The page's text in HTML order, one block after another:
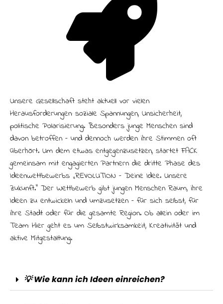
Unsere Gesellschaft steht aktuell vor vielen
Herausforderungen: soziale Spannungen, Unsicherheit,
politische Polarisierung. Besonders junge Menschen sind
davon betroffen – und dennoch werden ihre Stimmen oft
überhört. Um dem etwas entgegenzusetzen, startet FACK
gemeinsam mit engagierten Partnern die dritte Phase des
Ideenwettbewerbs „R:EVOLUTION – Deine Idee. Unsere
Zukunft.“ Der Wettbewerb gibt jungen Menschen Raum, ihre
Ideen zu entwickeln und umzusetzen – für sich selbst, für
ihre Stadt oder für die gesamte Region. Ob allein oder im
Team: Hier geht es um Selbstwirksamkeit, Kreativität und
aktive Mitgestaltung.
💡 Wie kann ich Ideen einreichen?